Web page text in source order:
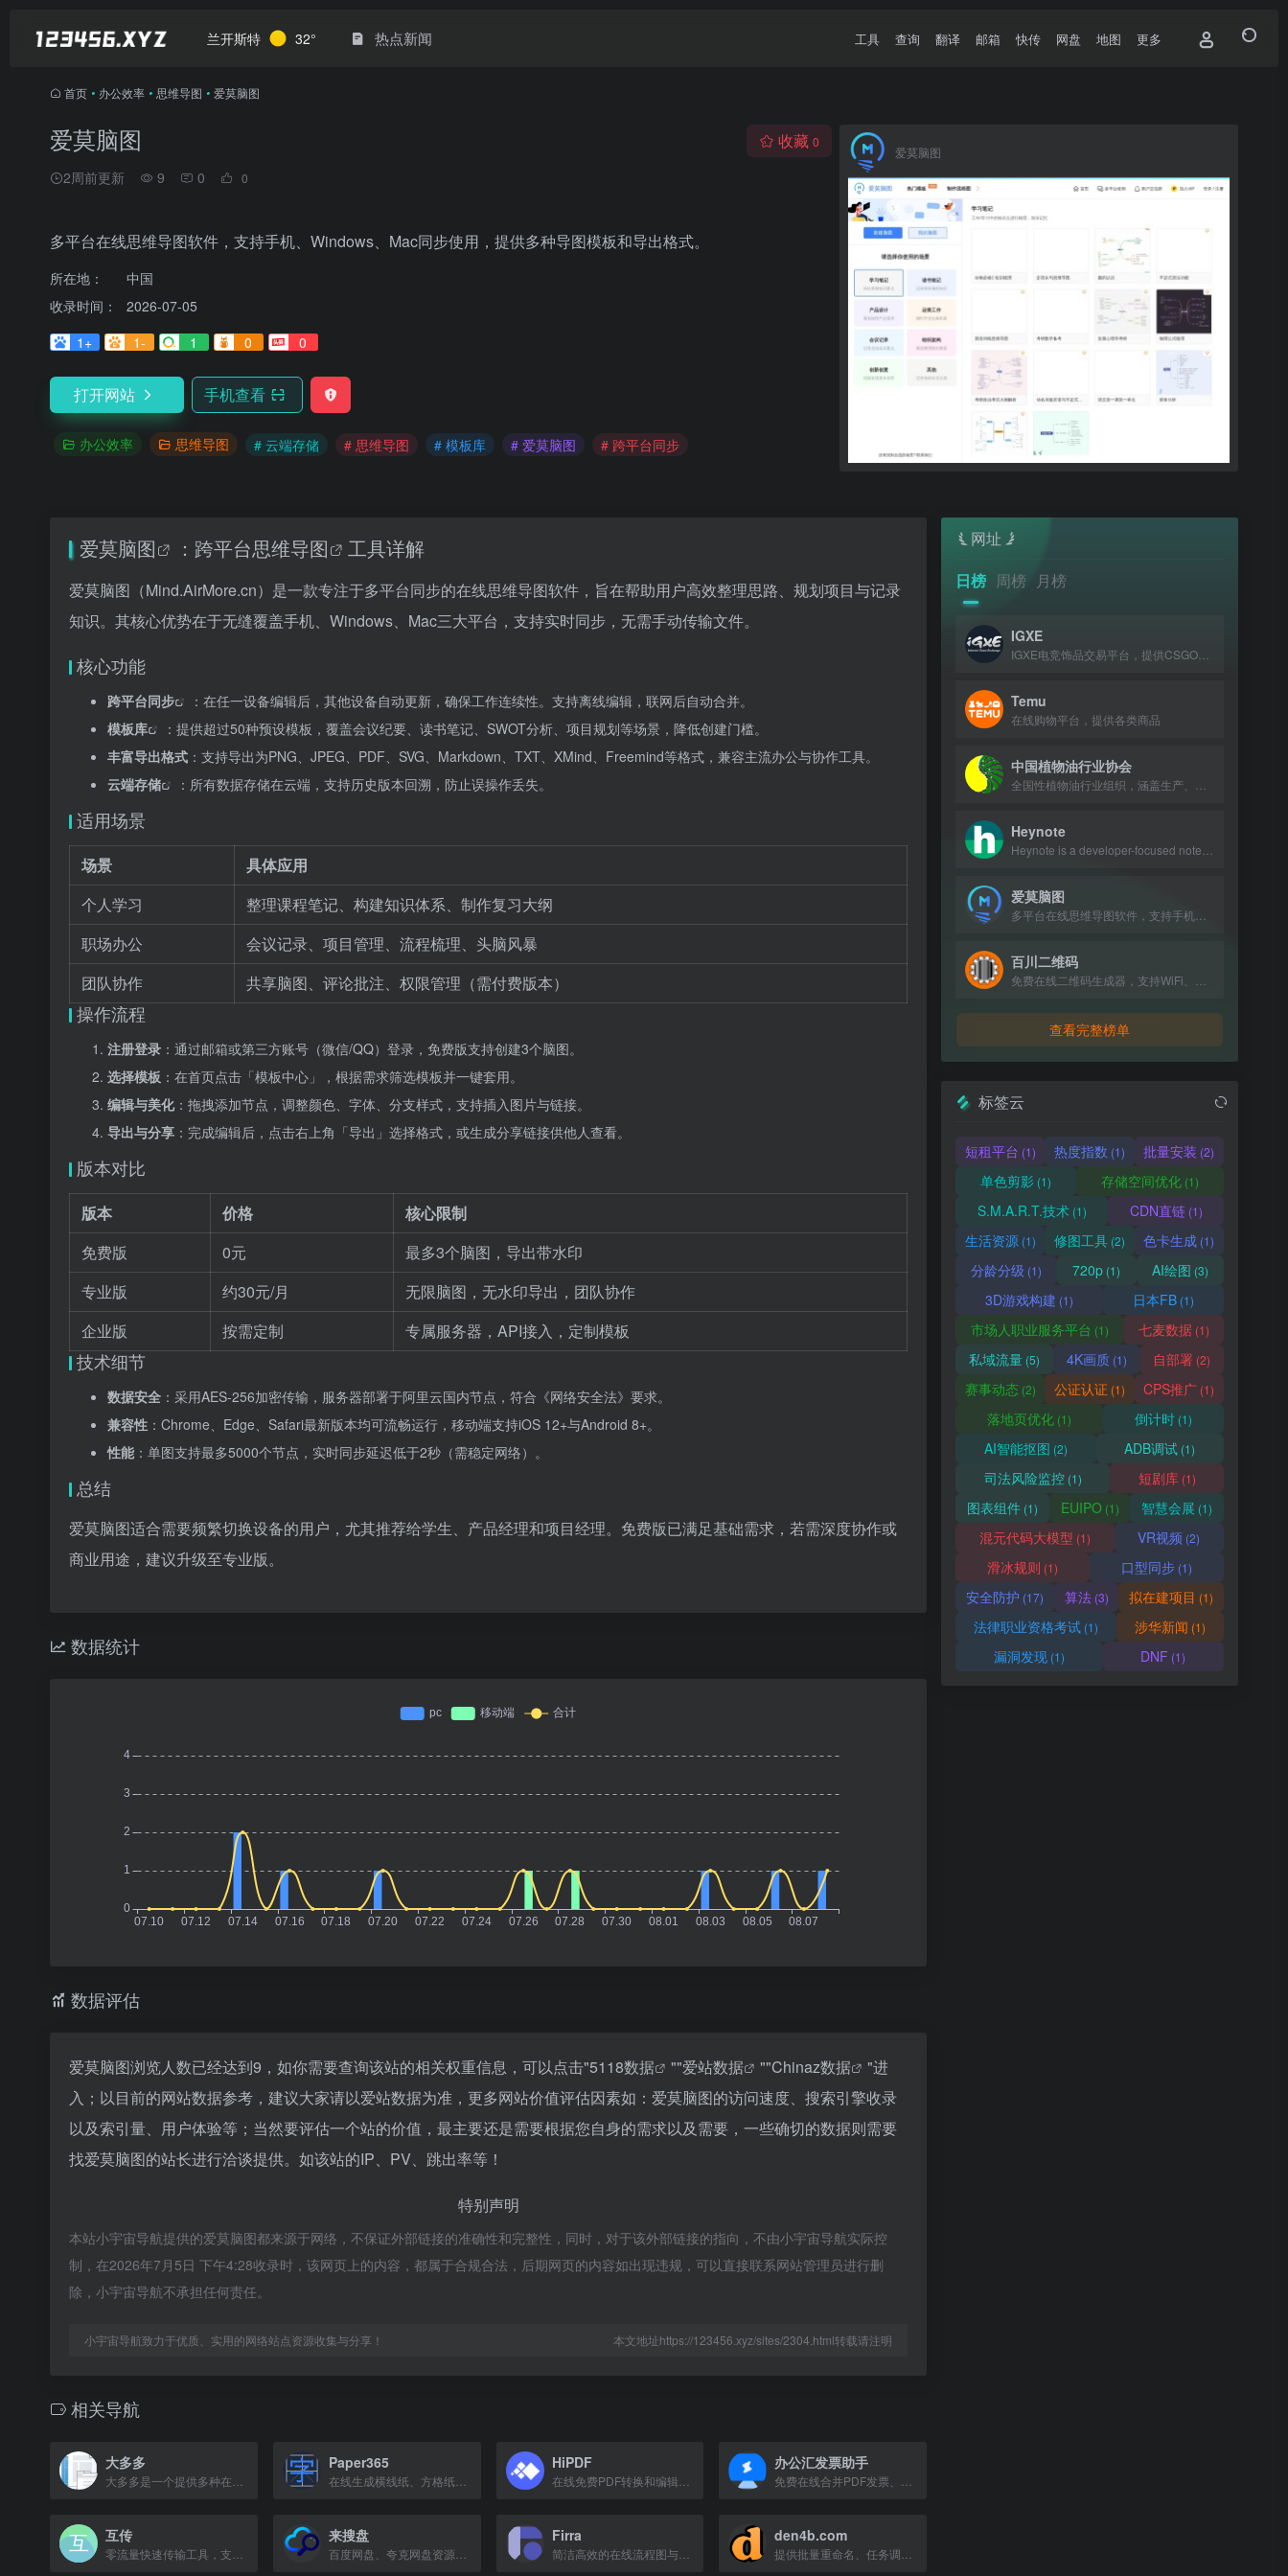
兰开斯特 32° 热点新闻 工具 查询 翻译 邮箱 快传 网盘 地图 更多
首页 • 办公效率 • 思维导图 • 爱莫脑图
爱莫脑图
2周前更新 9 0 0
收藏 0
多平台在线思维导图软件，支持手机、Windows、Mac同步使用，提供多种导图模板和导出格式。
所在地：
中国
收录时间：
2026-07-05
1+
1- 1 0 0
打开网站 手机查看
办公效率 思维导图 # 云端存储 # 思维导图 # 模板库 # 爱莫脑图 # 跨平台同步
爱莫脑图
爱莫脑图 ：跨平台思维导图 工具详解
爱莫脑图（Mind.AirMore.cn）是一款专注于多平台同步的在线思维导图软件，旨在帮助用户高效整理思路、规划项目与记录
知识。其核心优势在于无缝覆盖手机、Windows、Mac三大平台，支持实时同步，无需手动传输文件。
核心功能
跨平台同步
：在任一设备编辑后，其他设备自动更新，确保工作连续性。支持离线编辑，联网后自动合并。
模板库
：提供超过50种预设模板，覆盖会议纪要、读书笔记、SWOT分析、项目规划等场景，降低创建门槛。
丰富导出格式 ：支持导出为PNG、JPEG、PDF、SVG、Markdown、TXT、XMind、Freemind等格式，兼容主流办公与协作工具。
云端存储
：所有数据存储在云端，支持历史版本回溯，防止误操作丢失。
适用场景
场景
具体应用
个人学习
整理课程笔记、构建知识体系、制作复习大纲
职场办公
会议记录、项目管理、流程梳理、头脑风暴
团队协作
共享脑图、评论批注、权限管理（需付费版本）
操作流程
注册登录 ：通过邮箱或第三方账号（微信/QQ）登录，免费版支持创建3个脑图。
选择模板 ：在首页点击「模板中心」，根据需求筛选模板并一键套用。
编辑与美化：拖拽添加节点，调整颜色、字体、分支样式，支持插入图片与链接。
导出与分享 ：完成编辑后，点击右上角「导出」选择格式，或生成分享链接供他人查看。
版本对比
版本 价格
核心限制
免费版
0元
最多3个脑图，导出带水印
专业版
约30元/月
无限脑图，无水印导出，团队协作
企业版
按需定制 专属服务器，API接入，定制模板
技术细节
数据安全 ：采用AES-256加密传输，服务器部署于阿里云国内节点，符合《网络安全法》要求。
兼容性 ：Chrome、Edge、Safari最新版本均可流畅运行，移动端支持iOS 12+与Android 8+。
性能：单图支持最多5000个节点，实时同步延迟低于2秒（需稳定网络）。
总结
爱莫脑图适合需要频繁切换设备的用户，尤其推荐给学生、产品经理和项目经理。免费版已满足基础需求，若需深度协作或
商业用途，建议升级至专业版。
数据统计
数据评估
爱莫脑图浏览人数已经达到9，如你需要查询该站的相关权重信息，可以点击"5118数据 ""爱站数据 ""Chinaz数据
"进
入；以目前的网站数据参考，建议大家请以爱站数据为准，更多网站价值评估因素如：爱莫脑图的访问速度、搜索引擎收录
以及索引量、用户体验等；当然要评估一个站的价值，最主要还是需要根据您自身的需求以及需要，一些确切的数据则需要
找爱莫脑图的站长进行洽谈提供。如该站的IP、PV、跳出率等！
特别声明
本站小宇宙导航提供的爱莫脑图都来源于网络，不保证外部链接的准确性和完整性，同时，对于该外部链接的指向，不由小宇宙导航实际控
制，在2026年7月5日 下午4:28收录时，该网页上的内容，都属于合规合法，后期网页的内容如出现违规，可以直接联系网站管理员进行删
除，小宇宙导航不承担任何责任。
小宇宙导航致力于优质、实用的网络站点资源收集与分享！ 本文地址https://123456.xyz/sites/2304.html转载请注明
相关导航
大多多 Paper365 HiPDF 办公汇发票助手
互传 来搜盘 Firra
简洁高效的在线流程图与思维导图设计工具，支持多种图表类型。
den4b.com
网址
日榜 周榜 月榜
IGXE
Temu
在线购物平台，提供各类商品
中国植物油行业协会
Heynote
爱莫脑图
百川二维码
查看完整榜单
标签云
短租平台 (1) 热度指数 (1) 批量安装 (2)
单色剪影 (1) 存储空间优化 (1)
S.M.A.R.T.技术(1) CDN直链(1)
生活资源(1) 修图工具(2) 色卡生成 (1)
分龄分级 (1) 720p (1) AI绘图 (3)
3D游戏构建 (1) 日本FB (1)
市场人职业服务平台 (1) 七麦数据(1)
私域流量(5) 4K画质(1) 自部署 (2)
赛事动态(2) 公证认证 (1) CPS推广 (1)
落地页优化 (1) 倒计时 (1)
AI智能抠图 (2) ADB调试 (1)
司法风险监控(1) 短剧库(1)
图表组件(1) EUIPO(1) 智慧会展 (1)
混元代码大模型 (1) VR视频 (2)
滑冰规则 (1) 口型同步 (1)
安全防护 (17) 算法(3) 拟在建项目 (1)
法律职业资格考试 (1) 涉华新闻 (1)
漏洞发现(1) DNF (1)